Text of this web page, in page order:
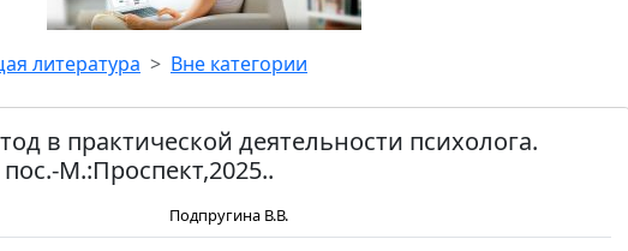
литература Вне категории
в практической деятельности психолога.
М.:Проспект,2025..
Подпругина В.В.